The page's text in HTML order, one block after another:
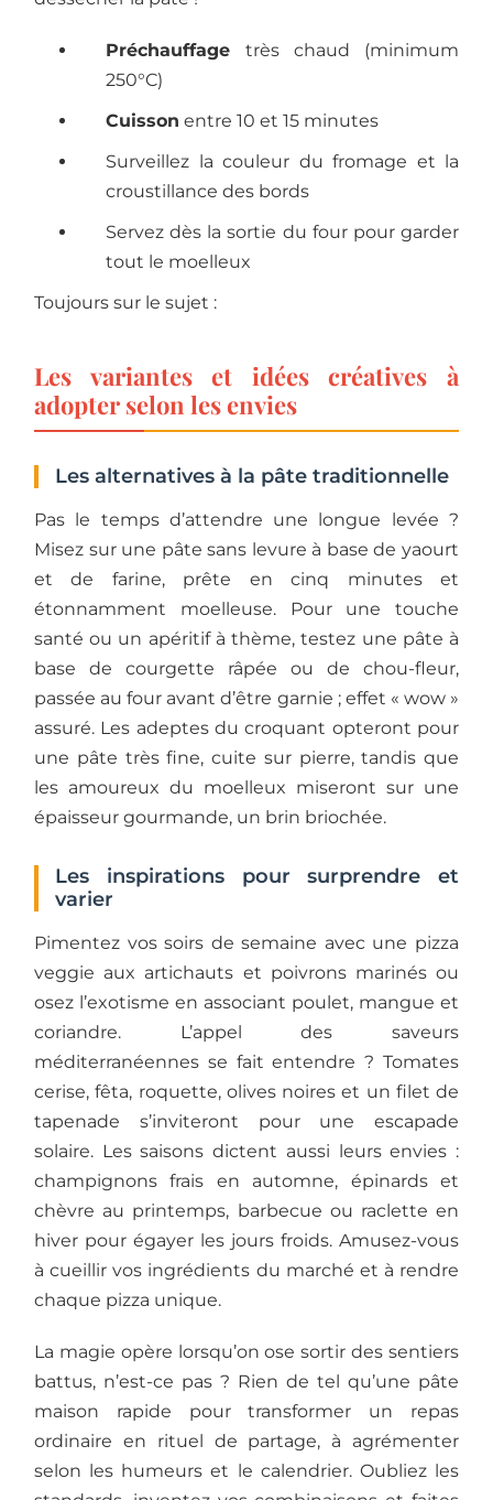
Préchauffage très chaud (minimum
250°C)
Cuisson entre 10 et 15 minutes
Surveillez la couleur du fromage et la
croustillance des bords
Servez dès la sortie du four pour garder
tout le moelleux
Toujours sur le sujet :
Les variantes et idées créatives à
adopter selon les envies
Les alternatives à la pâte traditionnelle
Pas le temps d’attendre une longue levée ?
Misez sur une pâte sans levure à base de yaourt
et de farine, prête en cinq minutes et
étonnamment moelleuse. Pour une touche
santé ou un apéritif à thème, testez une pâte à
base de courgette râpée ou de chou-fleur,
passée au four avant d’être garnie ; effet « wow »
assuré. Les adeptes du croquant opteront pour
une pâte très fine, cuite sur pierre, tandis que
les amoureux du moelleux miseront sur une
épaisseur gourmande, un brin briochée.
Les inspirations pour surprendre et
varier
Pimentez vos soirs de semaine avec une pizza
veggie aux artichauts et poivrons marinés ou
osez l’exotisme en associant poulet, mangue et
coriandre. L’appel des saveurs
méditerranéennes se fait entendre ? Tomates
cerise, fêta, roquette, olives noires et un filet de
tapenade s’inviteront pour une escapade
solaire. Les saisons dictent aussi leurs envies :
champignons frais en automne, épinards et
chèvre au printemps, barbecue ou raclette en
hiver pour égayer les jours froids. Amusez-vous
à cueillir vos ingrédients du marché et à rendre
chaque pizza unique.
La magie opère lorsqu’on ose sortir des sentiers
battus, n’est-ce pas ? Rien de tel qu’une pâte
maison rapide pour transformer un repas
ordinaire en rituel de partage, à agrémenter
selon les humeurs et le calendrier. Oubliez les